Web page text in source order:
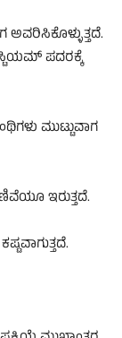
ಪದರಕ್ಕೆ
ಮುಟ್ಟುವಾಗ
ಇರುತ್ತದೆ.